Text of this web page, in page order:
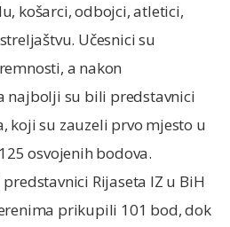
košarci, odbojci, atletici,
Učesnici su
a nakon
najbolji su bili predstavnici
koji su zauzeli prvo mjesto u
osvojenih bodova.
Rijaseta IZ u BiH
prikupili 101 bod, dok